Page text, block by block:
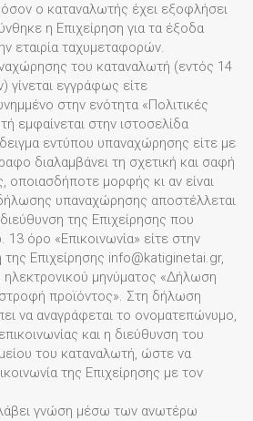
ο καταναλωτής έχει εξοφλήσει
η Επιχείρηση για τα έξοδα
εταιρία ταχυμεταφορών.
του καταναλωτή (εντός 14
εγγράφως είτε
στην ενότητα «Πολιτικές
εμφαίνεται στην ιστοσελίδα
εντύπου υπαναχώρησης είτε με
διαλαμβάνει τη σχετική και σαφή
μορφής κι αν είναι
υπαναχώρησης αποστέλλεται
της Επιχείρησης που
13 όρο «Επικοινωνία» είτε στην
της Επιχείρησης info@katiginetai.gr,
μηνύματος «Δήλωση
προϊόντος». Στη δήλωση
να αναγράφεται το ονοματεπώνυμο,
και η διεύθυνση του
του καταναλωτή, ώστε να
της Επιχείρησης με τον
γνώση μέσω των ανωτέρω